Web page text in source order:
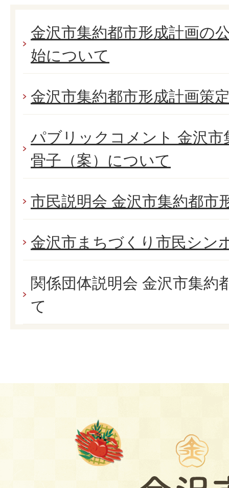
金沢市集約都市形成計画の
始について
金沢市集約都市形成計画策
パブリックコメント 金沢市
骨子（案）について
市民説明会 金沢市集約都市
金沢市まちづくり市民シン
関係団体説明会 金沢市集約
て